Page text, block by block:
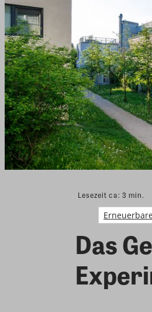
Lesezeit ca: 3 min.
Das